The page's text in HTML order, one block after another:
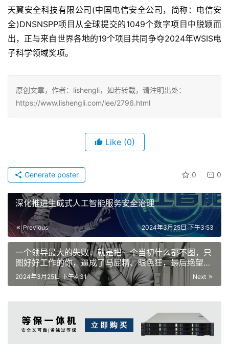
天翼安全科技有限公司(中国电信安全公司，简称：电信安
全)DNSNSPP项目从全球提交的1049个数字项目中脱颖而
出，正与来自世界各地的19个项目共同争夺2024年WSIS电
子科学领域奖项。
原创文章，作者：lishengli，如若转载，请注明出处：
https://www.lishengli.com/lee/2796.html
Like (0)
0 0
Generate poster
深化推进生成式人工智能服务安全治理
Previous 2024年3月25日 下午3:53
一个领导最大的失败，就是把一个当初什么都不图，只
图好好工作的你，逼成了马屁精、眼色狂，最后绝望地
离开
Next
2024年3月25日 下午4:31